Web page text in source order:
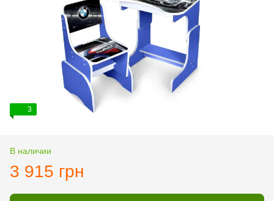
3
В наличии
3 915 грн